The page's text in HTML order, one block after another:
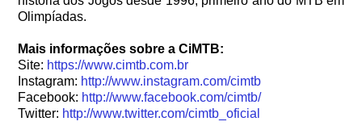
Olimpíadas.
Mais informações sobre a CiMTB:
Site: https://www.cimtb.com.br
Instagram: http://www.instagram.com/cimtb
Facebook: http://www.facebook.com/cimtb/
Twitter: http://www.twitter.com/cimtb_ oficial